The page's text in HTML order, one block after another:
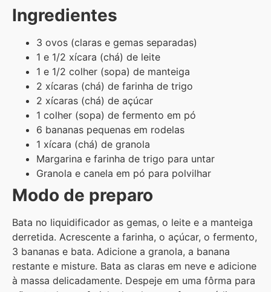
Ingredientes
3 ovos (claras e gemas separadas)
1 e 1/2 xícara (chá) de leite
1 e 1/2 colher (sopa) de manteiga
2 xícaras (chá) de farinha de trigo
2 xícaras (chá) de açúcar
1 colher (sopa) de fermento em pó
6 bananas pequenas em rodelas
1 xícara (chá) de granola
Margarina e farinha de trigo para untar
Granola e canela em pó para polvilhar
Modo de preparo
Bata no liquidificador as gemas, o leite e a manteiga
derretida. Acrescente a farinha, o açúcar, o fermento,
3 bananas e bata. Adicione a granola, a banana
restante e misture. Bata as claras em neve e adicione
à massa delicadamente. Despeje em uma fôrma para